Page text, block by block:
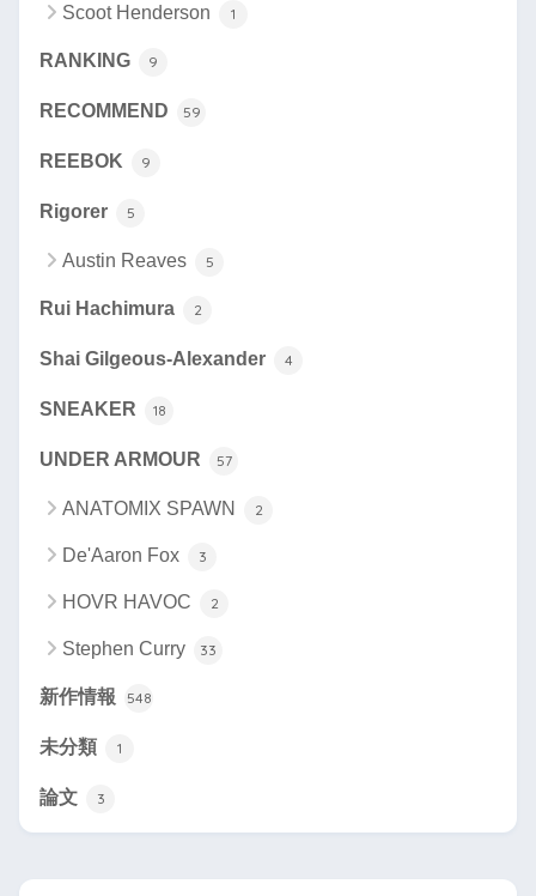
Scoot Henderson 1
RANKING 9
RECOMMEND 59
REEBOK 9
Rigorer 5
Austin Reaves 5
Rui Hachimura 2
Shai Gilgeous-Alexander 4
SNEAKER 18
UNDER ARMOUR 57
ANATOMIX SPAWN 2
De'Aaron Fox 3
HOVR HAVOC 2
Stephen Curry 33
新作情報 548
未分類 1
論文 3